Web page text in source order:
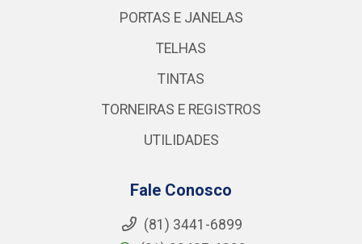
PORTAS E JANELAS
TELHAS
TINTAS
TORNEIRAS E REGISTROS
UTILIDADES
Fale Conosco
(81) 3441-6899